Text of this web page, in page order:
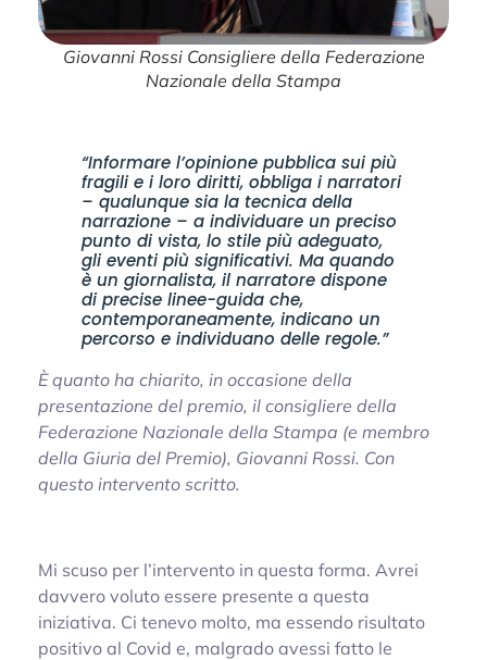
Giovanni Rossi Consigliere della Federazione
Nazionale della Stampa
“Informare l’opinione pubblica sui più
fragili e i loro diritti, obbliga i narratori
– qualunque sia la tecnica della
narrazione – a individuare un preciso
punto di vista, lo stile più adeguato,
gli eventi più significativi. Ma quando
è un giornalista, il narratore dispone
di precise linee-guida che,
contemporaneamente, indicano un
percorso e individuano delle regole.”
È quanto ha chiarito, in occasione della
presentazione del premio, il consigliere della
Federazione Nazionale della Stampa (e membro
della Giuria del Premio), Giovanni Rossi. Con
questo intervento scritto.
Mi scuso per l’intervento in questa forma. Avrei
davvero voluto essere presente a questa
iniziativa. Ci tenevo molto, ma essendo risultato
positivo al Covid e, malgrado avessi fatto le